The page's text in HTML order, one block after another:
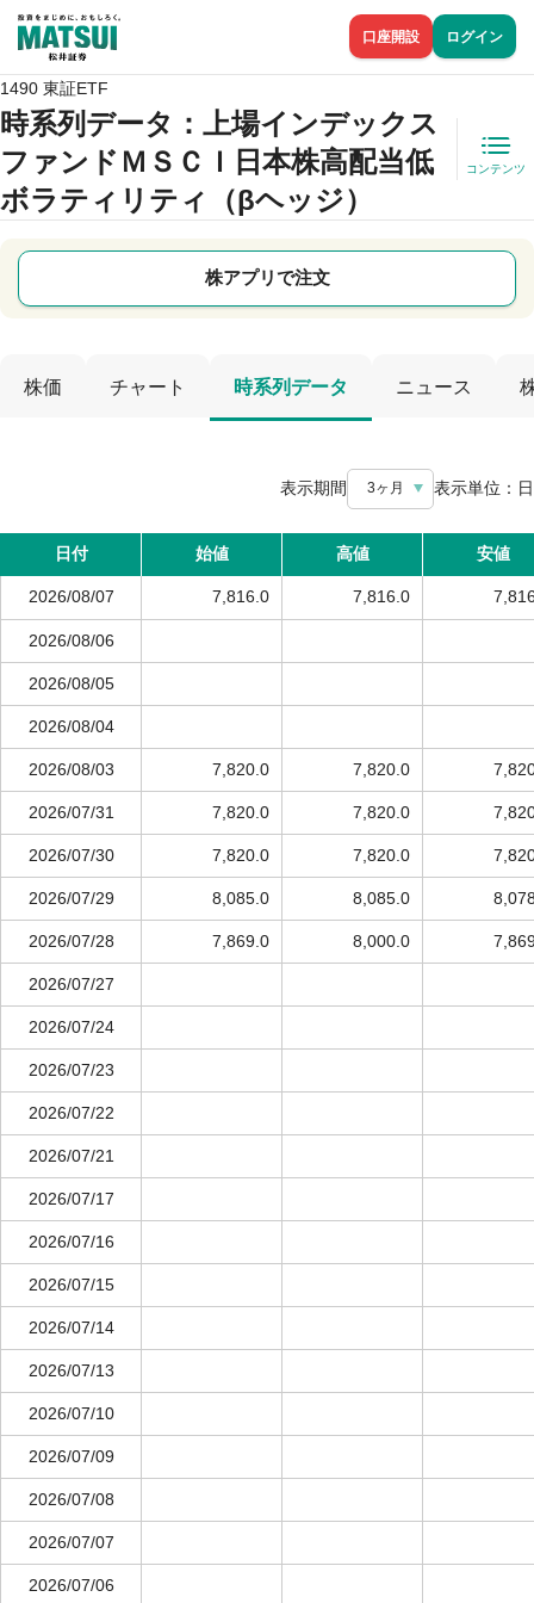
口座開設 ログイン
1490 東証ETF
時系列データ ：上場インデックス
ファンドＭＳＣＩ日本株高配当低
ボラティリティ（βヘッジ）
コンテンツ
株アプリで注文
株価 チャート 時系列データ ニュース
表示期間 3ヶ月 表示単位： 日
日付 始値 高値 安値
2026/08/07 7,816.0 7,816.0
2026/08/06
2026/08/05
2026/08/04
2026/08/03 7,820.0 7,820.0
2026/07/31 7,820.0 7,820.0
2026/07/30 7,820.0 7,820.0
2026/07/29 8,085.0 8,085.0
2026/07/28 7,869.0 8,000.0
2026/07/27
2026/07/24
2026/07/23
2026/07/22
2026/07/21
2026/07/17
2026/07/16
2026/07/15
2026/07/14
2026/07/13
2026/07/10
2026/07/09
2026/07/08
2026/07/07
2026/07/06